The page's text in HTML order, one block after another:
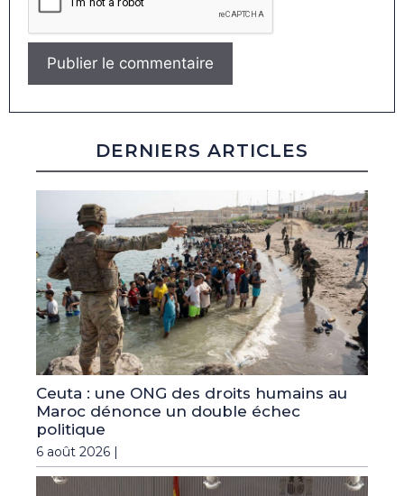
DERNIERS ARTICLES
Ceuta : une ONG des droits humains au
Maroc dénonce un double échec
politique
6 août 2026 |